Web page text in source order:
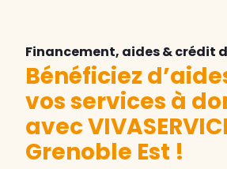
Financement, aides & crédit
Bénéficiez
vos services à
avec
Grenoble Est !